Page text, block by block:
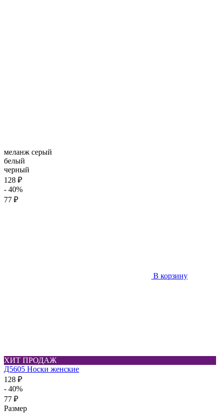
меланж серый
белый
черный
128 ₽
- 40%
77 ₽
В корзину
ХИТ ПРОДАЖ
Д5605 Носки женские
128 ₽
- 40%
77 ₽
Размер